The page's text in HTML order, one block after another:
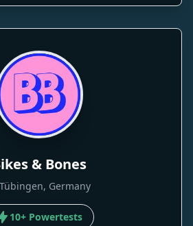
& Bones
Tübingen, Germany
10+ Powertests